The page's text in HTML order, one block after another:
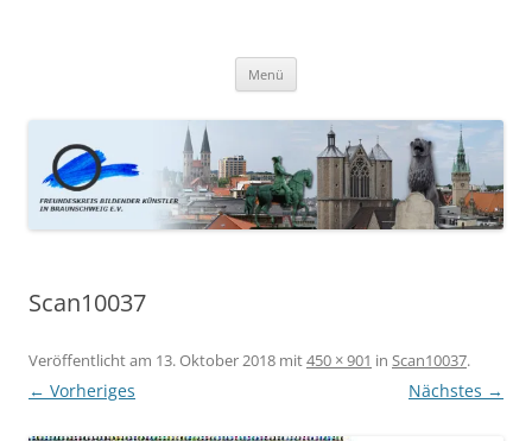
Menü
Scan10037
Veröffentlicht am 13. Oktober 2018 mit450 × 901 in Scan10037.
← Vorheriges Nächstes →